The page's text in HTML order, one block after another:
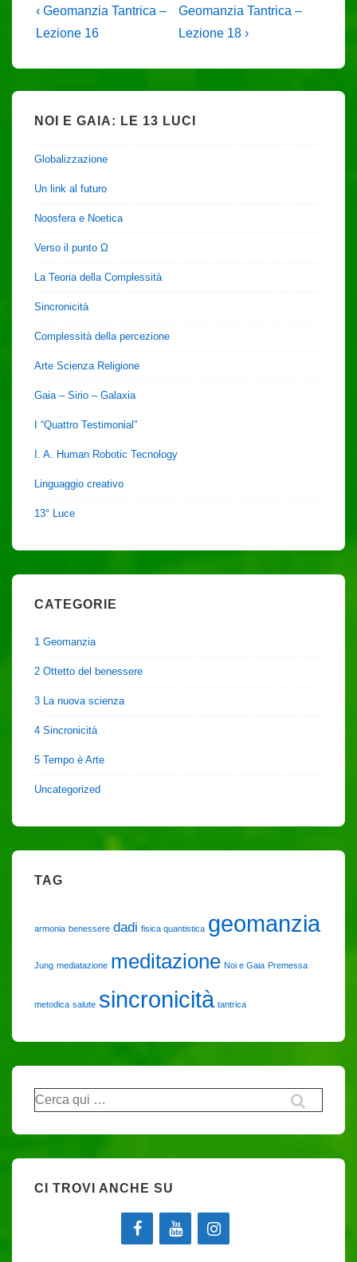
Navigazione
articoli
L'articolo
precedente
‹ Geomanzia Tantrica –
Lezione 16
Il
prossimo
Geomanzia Tantrica –
Lezione 18 ›
NOI E GAIA: LE 13 LUCI
Globalizzazione
Un link al futuro
Noosfera e Noetica
Verso il punto Ω
La Teoria della Complessità
Sincronicità
Complessità della percezione
Arte Scienza Religione
Gaia – Sirio – Galaxia
I “Quattro Testimonial”
I. A. Human Robotic Tecnology
Linguaggio creativo
13° Luce
CATEGORIE
1 Geomanzia
2 Ottetto del benessere
3 La nuova scienza
4 Sincronicità
5 Tempo è Arte
Uncategorized
TAG
armonia benessere dadi fisica quantistica geomanzia
Jung mediatazione meditazione Noi e Gaia Premessa
metodica salute sincronicità tantrica
Cerca:
CI TROVI ANCHE SU